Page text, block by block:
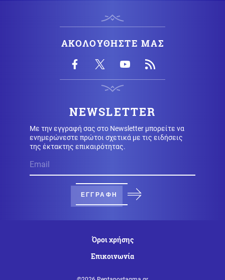
Δυτικού Νείλου, στο επίκεντρο η Αττική
Θρίλερ στα Στενά του Ορμούζ: Η συμφωνία με το Ομάν
Καιρός 09.08.2026 - 09:24
Καιρός: Έως 39 βαθμούς σήμερα - Που θα έχει
μελτέμια
09.08.2026 - 09:18
Μειωμένη Σύνταξη: Όσα πρέπει να γνωρίζετε – Τα
«κλειδιά» για την τελική επιλογή
09.08.2026 - 09:11
Το σπίτι του τρόμου στο Άινταχο: Η νύχτα που 4
φοιτητές δολοφονήθηκαν μέσα σε λίγα λεπτά
ΑΚΟΛΟΥΘΗΣΤΕ ΜΑΣ
NEWSLETTER
Με την εγγραφή σας στο Newsletter μπορείτε να
ενημερώνεστε πρώτοι σχετικά με τις ειδήσεις
της έκτακτης επικαιρότητας.
ΕΓΓΡΑΦΗ
Όροι χρήσης
Επικοινωνία